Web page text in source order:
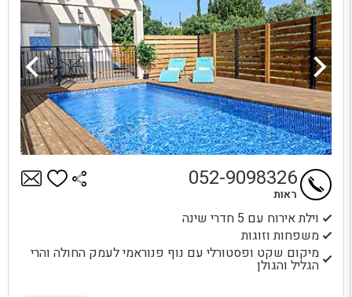
וילת אירוח עם 5 חדרי שינה
משפחות וזוגות
מיקום שקט ופסטורלי עם נוף פנוראמי לעמק החולה והרי
הגליל והגולן
052-9098326
ראות